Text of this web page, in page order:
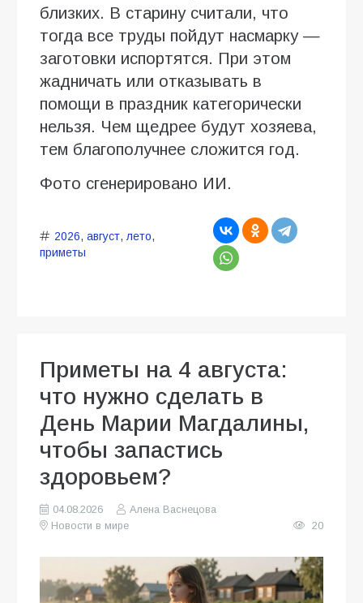
близких. В старину считали, что
тогда все труды пойдут насмарку —
заготовки испортятся. При этом
жадничать или отказывать в
помощи в праздник категорически
нельзя. Чем щедрее будут хозяева,
тем благополучнее сложится год.
Фото сгенерировано ИИ.
2026, август, лето,
приметы
Приметы на 4 августа:
что нужно сделать в
День Марии Магдалины,
чтобы запастись
здоровьем?
04.08.2026
Алена Васнецова
Новости в мире
20